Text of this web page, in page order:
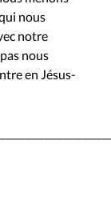
nous
notre
nous
en Jésus-